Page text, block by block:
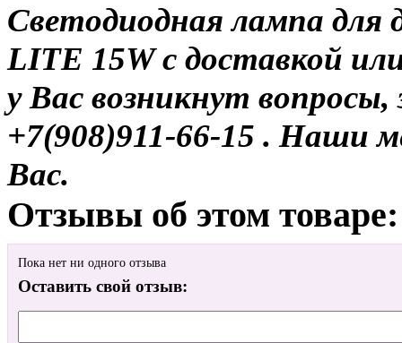
Светодиодная лампа для
LITE 15W с доставкой
у Вас возникнут
+7(908)911-66-15 . Наши
Вас.
Отзывы об этом товаре:
Пока нет ни одного отзыва
Оставить свой отзыв: